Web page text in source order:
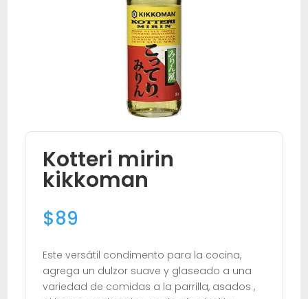
Kotteri mirin
kikkoman
$89
Este versátil condimento para la cocina,
agrega un dulzor suave y glaseado a una
variedad de comidas a la parrilla, asados ,